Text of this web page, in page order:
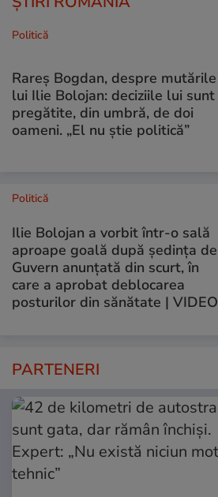
Politică
Rareș Bogdan, despre mutările
lui Ilie Bolojan: deciziile lui sunt
pregătite, din umbră, de doi
oameni. „El nu știe politică”
Politică
Ilie Bolojan a vorbit într-o sală
aproape goală după ședința de
Guvern anunțată din scurt, în
care a aprobat deblocarea
posturilor din sănătate | VIDEO
PARTENERI